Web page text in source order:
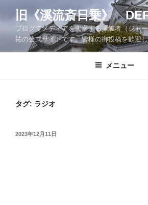
ツ
旧《溪流斎日乗》
ブログでメディアを主宰する操觚者（ジャ
祐の公式サイトです。皆様の御投稿
メニュー
タグ: ラジオ
投
2023年12月11日